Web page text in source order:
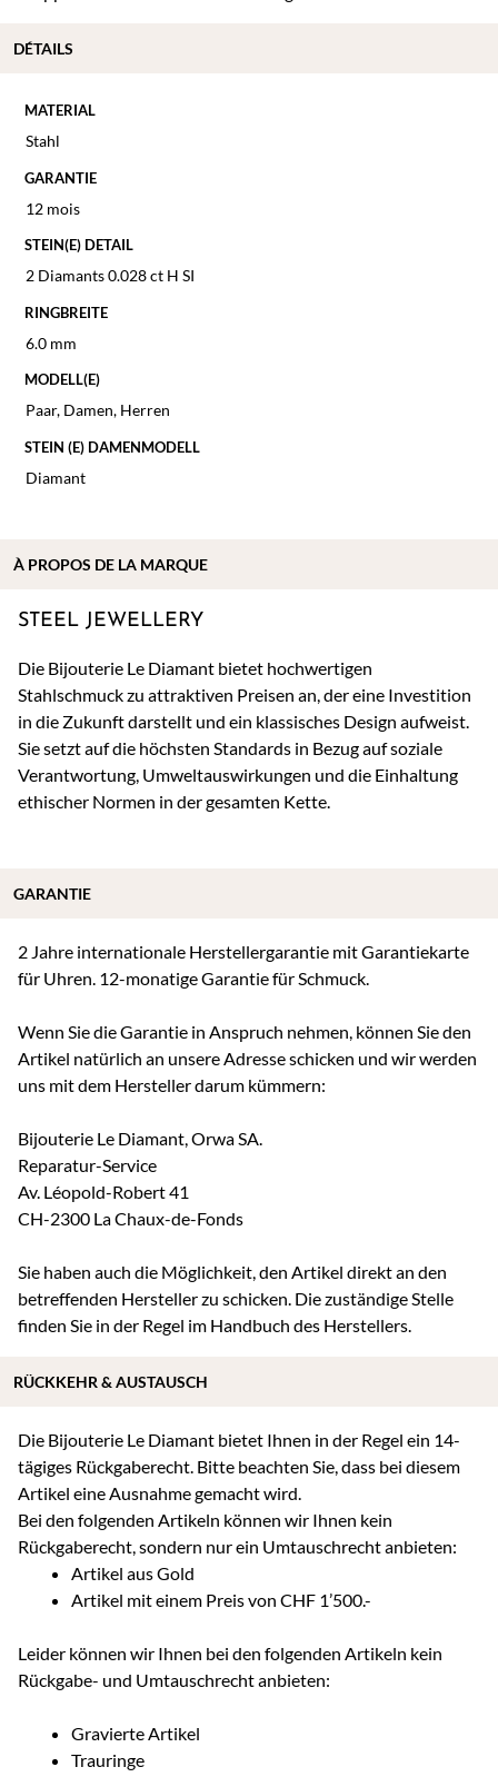
MATERIAL
Stahl
GARANTIE
12 mois
STEIN(E) DETAIL
2 Diamants 0.028 ct H SI
RINGBREITE
6.0 mm
MODELL(E)
Paar, Damen, Herren
STEIN (E) DAMENMODELL
Diamant
STEEL JEWELLERY
Die Bijouterie Le Diamant bietet hochwertigen
Stahlschmuck zu attraktiven Preisen an, der eine Investition
in die Zukunft darstellt und ein klassisches Design aufweist.
Sie setzt auf die höchsten Standards in Bezug auf soziale
Verantwortung, Umweltauswirkungen und die Einhaltung
ethischer Normen in der gesamten Kette.
2 Jahre internationale Herstellergarantie mit Garantiekarte
für Uhren. 12-monatige Garantie für Schmuck.
Wenn Sie die Garantie in Anspruch nehmen, können Sie den
Artikel natürlich an unsere Adresse schicken und wir werden
uns mit dem Hersteller darum kümmern:
Bijouterie Le Diamant, Orwa SA.
Reparatur-Service
Av. Léopold-Robert 41
CH-2300 La Chaux-de-Fonds
Sie haben auch die Möglichkeit, den Artikel direkt an den
betreffenden Hersteller zu schicken. Die zuständige Stelle
finden Sie in der Regel im Handbuch des Herstellers.
Die Bijouterie Le Diamant bietet Ihnen in der Regel ein 14-
tägiges Rückgaberecht. Bitte beachten Sie, dass bei diesem
Artikel eine Ausnahme gemacht wird.
Bei den folgenden Artikeln können wir Ihnen kein
Rückgaberecht, sondern nur ein Umtauschrecht anbieten:
Artikel aus Gold
Artikel mit einem Preis von CHF 1’500.-
Leider können wir Ihnen bei den folgenden Artikeln kein
Rückgabe- und Umtauschrecht anbieten:
Gravierte Artikel
Trauringe
DÉTAILS
À PROPOS DE LA MARQUE
GARANTIE
RÜCKKEHR & AUSTAUSCH